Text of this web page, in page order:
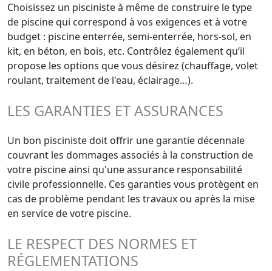
Choisissez un pisciniste à même de construire le type
de piscine qui correspond à vos exigences et à votre
budget : piscine enterrée, semi-enterrée, hors-sol, en
kit, en béton, en bois, etc. Contrôlez également qu’il
propose les options que vous désirez (chauffage, volet
roulant, traitement de l'eau, éclairage…).
LES GARANTIES ET ASSURANCES
Un bon pisciniste doit offrir une garantie décennale
couvrant les dommages associés à la construction de
votre piscine ainsi qu'une assurance responsabilité
civile professionnelle. Ces garanties vous protègent en
cas de problème pendant les travaux ou après la mise
en service de votre piscine.
LE RESPECT DES NORMES ET
RÉGLEMENTATIONS